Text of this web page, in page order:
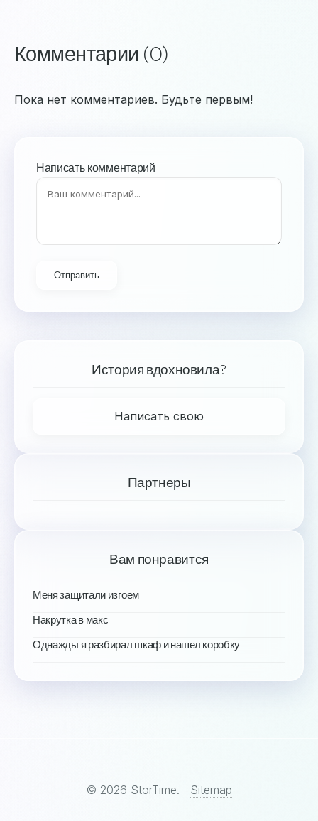
Комментарии (0)
Пока нет комментариев. Будьте первым!
Написать комментарий
Отправить
История вдохновила?
Написать свою
Партнеры
Вам понравится
Меня защитали изгоем
Накрутка в макс
Однажды я разбирал шкаф и нашел коробку
© 2026 StorTime. Sitemap